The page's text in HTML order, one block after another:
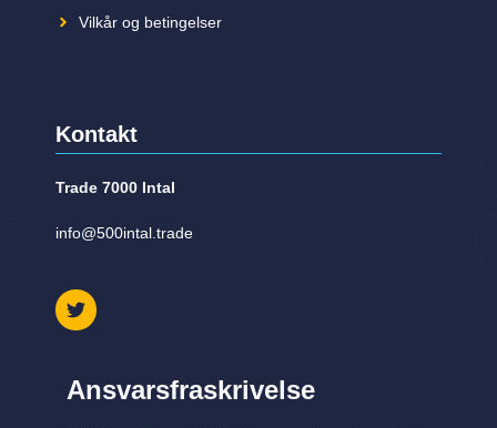
Vilkår og betingelser
Kontakt
Trade 7000 Intal
info@500intal.trade
Ansvarsfraskrivelse